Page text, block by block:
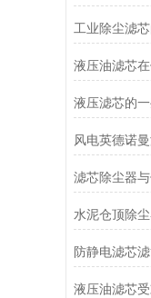
工业除尘滤
液压滤芯的
液压油滤芯